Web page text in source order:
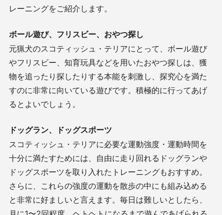
レーニングをご紹介します。
ボール遊び、フリスビー、おやつ探し
元猟犬のスコティッシュ・テリアにとって、ボール遊び
やフリスビー、知育玩具などを用いたおやつ探しは、獲
物を追ったり探したりする本能を刺激し、探究心を満た
すのに非常に向いている遊びです。積極的に行ってあげ
るとよいでしょう。
ドッグラン、ドッグスポーツ
スコティッシュ・テリアに必要な運動強度・運動時間を
十分に満たすためには、自由に走り回れるドッグランや
ドッグスポーツを取り入れたトレーニングもおすすめ。
さらに、これらの強度の運動を散歩の中にも組み込める
と非常に好ましいと言えます。毎日は難しいとしたら、